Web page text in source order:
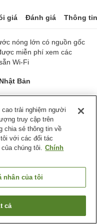
giá Đánh giá Thông
nóng lớn có nguồn gốc
miễn phí xem các
Wi-Fi
Bản
hàng
Thành phố Natori
trải nghiệm người
truy cập trên
chia sẻ thông tin về
với các đối tác
chúng tôi. Chính
nhân của tôi
cả